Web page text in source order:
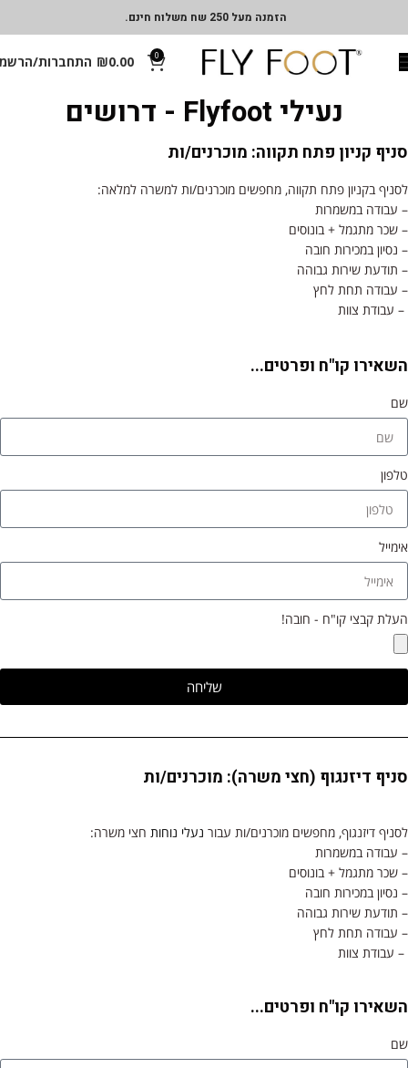
הזמנה מעל 250 שח משלוח חינם.
0
₪0.00 התחברות/
נעילי Flyfoot - דרושים
סניף קניון פתח תקווה: מוכרנים/ות
לסניף בקניון פתח תקווה, מחפשים מוכרנים/ות למשרה למלאה:
– עבודה במשמרות
– שכר מתגמל + בונוסים
– נסיון במכירות חובה
– תודעת שירות גבוהה
– עבודה תחת לחץ
– עבודת צוות
השאירו קו"ח ופרטים...
שם
שם
טלפון
טלפון
אימייל
אימייל
העלת
קו"ח
העלת קבצי קו"ח - חובה!
שליחה
סניף דיזנגוף (חצי משרה): מוכרנים/ות
לסניף דיזנגוף, מחפשים מוכרנים/ות עבור נעלי נוחות חצי משרה:
– עבודה במשמרות
– שכר מתגמל + בונוסים
– נסיון במכירות חובה
– תודעת שירות גבוהה
– עבודה תחת לחץ
– עבודת צוות
השאירו קו"ח ופרטים...
-שם